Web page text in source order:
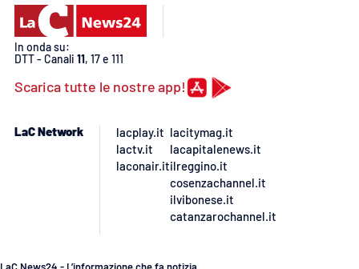
In onda su:
DTT - Canali 11, 17 e 111
Scarica tutte le nostre app!
LaC Network
lacplay.it
lactv.it
laconair.it
lacitymag.it
lacapitalenews.it
ilreggino.it
cosenzachannel.it
ilvibonese.it
catanzarochannel.it
LaC News24 - L’informazione che fa notizia